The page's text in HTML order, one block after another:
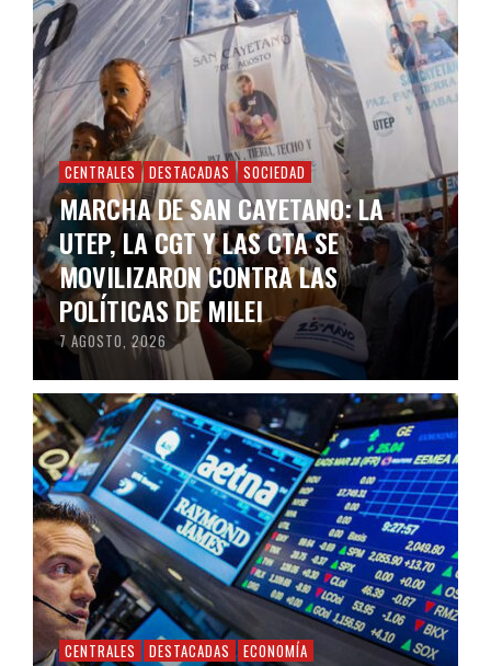
CENTRALES DESTACADAS SOCIEDAD
MARCHA DE SAN CAYETANO: LA
UTEP, LA CGT Y LAS CTA SE
MOVILIZARON CONTRA LAS
POLÍTICAS DE MILEI
7 AGOSTO, 2026
CENTRALES DESTACADAS ECONOMÍA